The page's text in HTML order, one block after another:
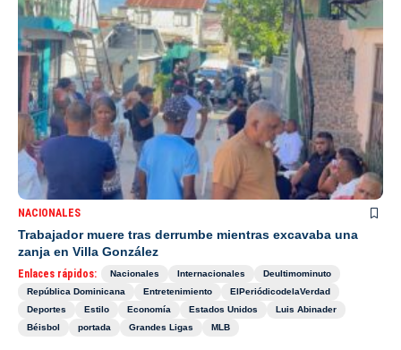
NACIONALES
Trabajador muere tras derrumbe mientras excavaba una
zanja en Villa González
Enlaces rápidos: Nacionales Internacionales
Deultimominuto
República Dominicana
Entretenimiento
ElPeriódicodelaVerdad
Deportes
Estilo Economía Estados Unidos
Luis Abinader
Béisbol
portada Grandes Ligas MLB